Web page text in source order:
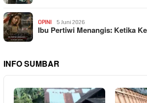
OPINI 5 Juni 2026
Ibu Pertiwi Menangis: Ketika
INFO SUMBAR